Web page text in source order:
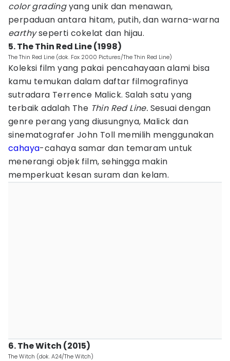
color gradingyang unik dan menawan,
perpaduan antara hitam, putih, dan warna-warna
earthyseperti cokelat dan hijau.
5. The Thin Red Line (1998)
The Thin Red Line (dok. Fox 2000 Pictures/The Thin Red Line)
Koleksi film yang pakai pencahayaan alami bisa
kamu temukan dalam daftar filmografinya
sutradara Terrence Malick. Salah satu yang
terbaik adalah The Thin Red Line. Sesuai dengan
genre perang yang diusungnya, Malick dan
sinematografer John Toll memilih menggunakan
cahaya-cahaya samar dan temaram untuk
menerangi objek film, sehingga makin
memperkuat kesan suram dan kelam.
6. The Witch (2015)
The Witch (dok. A24/The Witch)